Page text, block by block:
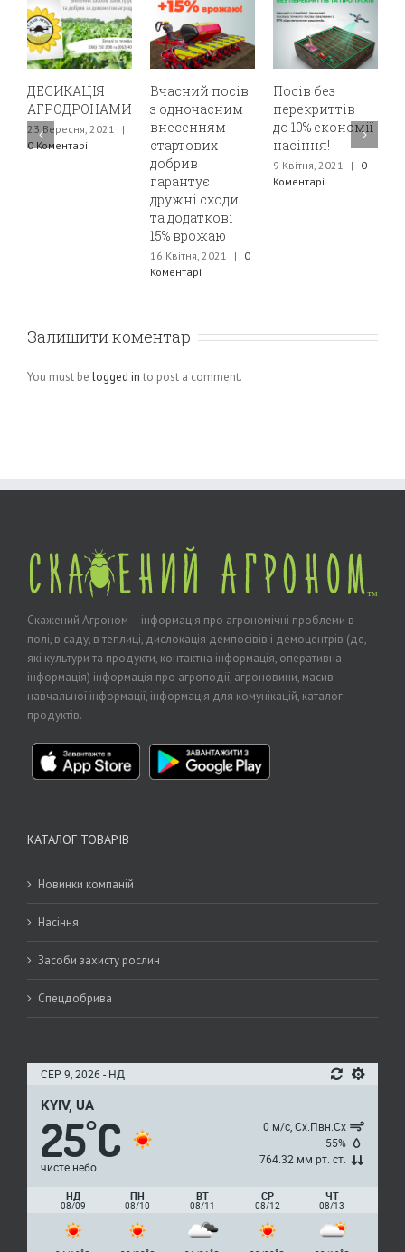
Вчасний посів
з одночасним
внесенням
стартових
Посів без
перекриттів —
до 10% економії
насіння!
9 Квітня, 2021
Коментарі
Протруєння +
посів =
збереження
100% сходів у
Подільському
регіоні
Залишити коментар
You must be logged in to post a comment.
Скажений Агроном – інформація про агрономічні проблеми в
полі, в саду, в теплиці, дислокація демпосівів і демоцентрів (де,
які культури та продукти, контактна інформація, оперативна
інформація) інформація про агроподії, агроновини, масив
навчальної інформації, інформація для комунікацій, каталог
продуктів.
КАТАЛОГ ТОВАРІВ
Новинки компаній
Насіння
Засоби захисту рослин
Спецдобрива
СЕР 9, 2026 - НД
KYIV, UA
25°C
чисте небо
0 м/с, Сх.Пвн.Сх
55%
764.32 мм рт. ст.
НД
08/09
ПН
08/10
ВТ
08/11
СР
08/12
ЧТ
08/13